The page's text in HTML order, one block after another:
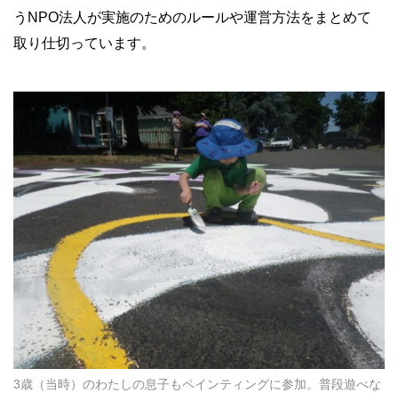
う NPO法人が実施のためのルールや運営方法をまとめて
取り仕切っています。
3歳（当時）のわたしの息子もペインティングに参加。普段遊べな